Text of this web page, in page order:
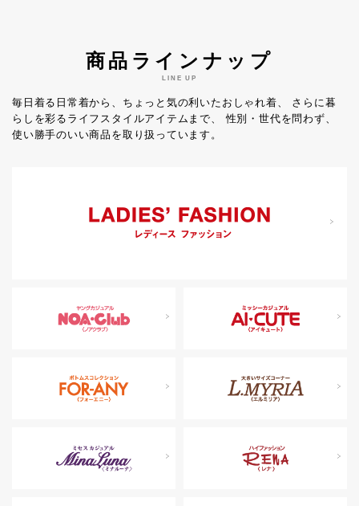
商品ラインナップ
LINE UP
毎日着る日常着から、ちょっと気の利いたおしゃれ着、
さらに暮
らしを彩るライフスタイルアイテムまで、
性別・世代を問わず、
使い勝手のいい商品を取り扱っています。